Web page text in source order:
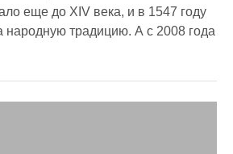
еще до XIV века, и в 1547 году
народную традицию. А с 2008 года